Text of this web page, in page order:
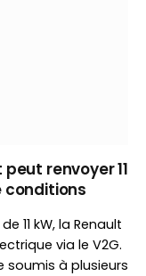
renvoyer 11
conditions
11 kW, la Renault
via le V2G.
soumis à plusieurs